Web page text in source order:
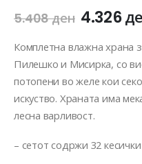
5.408ден 4.326
Комплетна влажна храна
Пилешко и Мисирка, со
потопени во желе кои
искуство. Храната има
лесна варливост.
– сетот содржи 32